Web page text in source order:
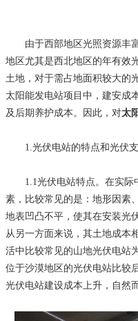
由于西部地区光照资源丰富
地区尤其是西北地区的年有效
土地，对于需占地面积较大的
太阳能发电站项目中，建安成
及后期养护成本。因此，对太
1.光伏电站的特点和光伏支
1.1光伏电站特点。在实际中
素，比较常见的是：地形因素
地表凹凸不平，使其在安装光
从另一方面来说，其土地成本
活中比较常见的山地光伏电站
位于沙漠地区的光伏电站比较
光伏电站建设成本上升，自然